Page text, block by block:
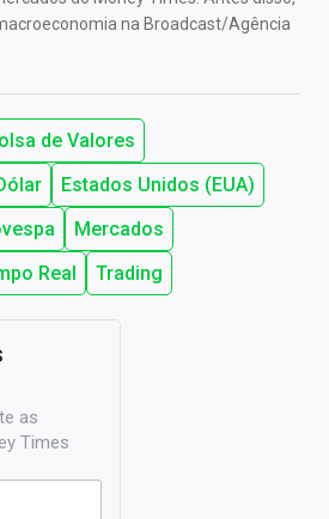
na Broadcast/Agência
de Valores
Estados Unidos (EUA)
Mercados
Real Trading
as
Times